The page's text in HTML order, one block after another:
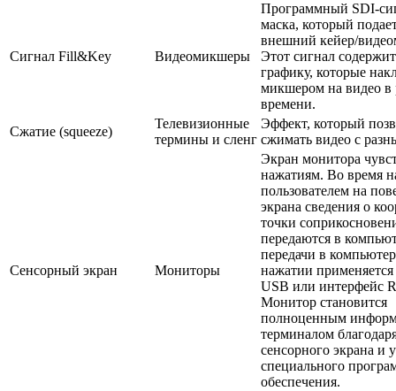
Сигнал Fill&Key Видеомикшеры
Программный SDI-
маска, который
внешний кейер/
Этот сигнал
графику, которые
микшером на видео в
времени.
Сжатие (squeeze)
Телевизионные
термины и сленг
Эффект, который
сжимать видео с
Сенсорный экран Мониторы
Экран монитора
нажатиям. Во время
пользователем на
экрана сведения о
точки
передаются в
передачи в
нажатии
USB или интерфейс
Монитор становится
полноценным
терминалом
сенсорного экрана и
специального
обеспечения.